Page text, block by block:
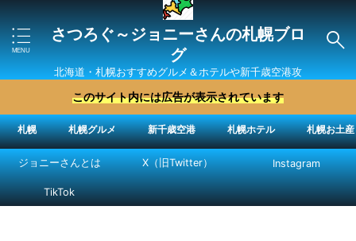
さつろぐ～ジョニーさんの札幌ブロ
グ
北海道・札幌おすすめグルメ＆ホテルや新千歳空港攻
略法を紹介 ″ジョニーさん“で検索
このサイト内には広告が表示されています
札幌 札幌グルメ 新千歳空港 札幌ホテル 札幌お土産
ジョニーさんとは X（旧Twitter） Instagram
TikTok